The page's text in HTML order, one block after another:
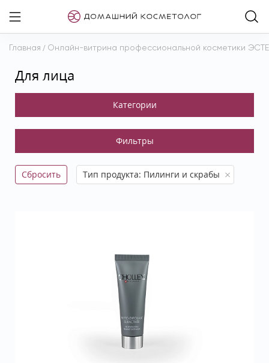
Главная / Онлайн-витрина профессиональной косметики
Для лица
Сбросить Тип продукта: Пилинги и скрабы